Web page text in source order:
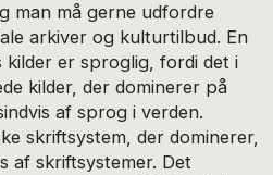
man må gerne udfordre
arkiver og kulturtilbud. En
er sproglig, fordi det i
kilder, der dominerer på
af sprog i verden.
skriftsystem, der dominerer,
af skriftsystemer. Det